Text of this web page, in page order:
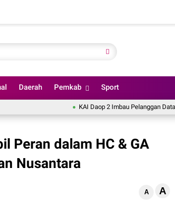
Daerah Pemkab Sport
KAI Daop 2 Imbau Pelanggan Datang
Peran dalam HC & GA
Nusantara
A A